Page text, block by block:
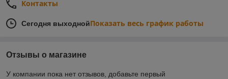
Контакты
Сегодня выходнойПоказать весь график работы
Отзывы о магазине
У компании пока нет отзывов, добавьте первый